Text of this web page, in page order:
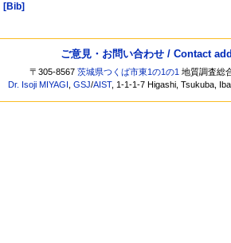
[Bib]
ご意見・お問い合わせ / Contact
〒305-8567茨城県つくば市東1の1の1 地質調査総
Dr. Isoji MIYAGI ,GSJ/AIST, 1-1-1-7 Higashi, Tsukuba,